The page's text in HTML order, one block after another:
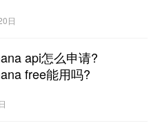
日
api怎么申请?
free能用吗?